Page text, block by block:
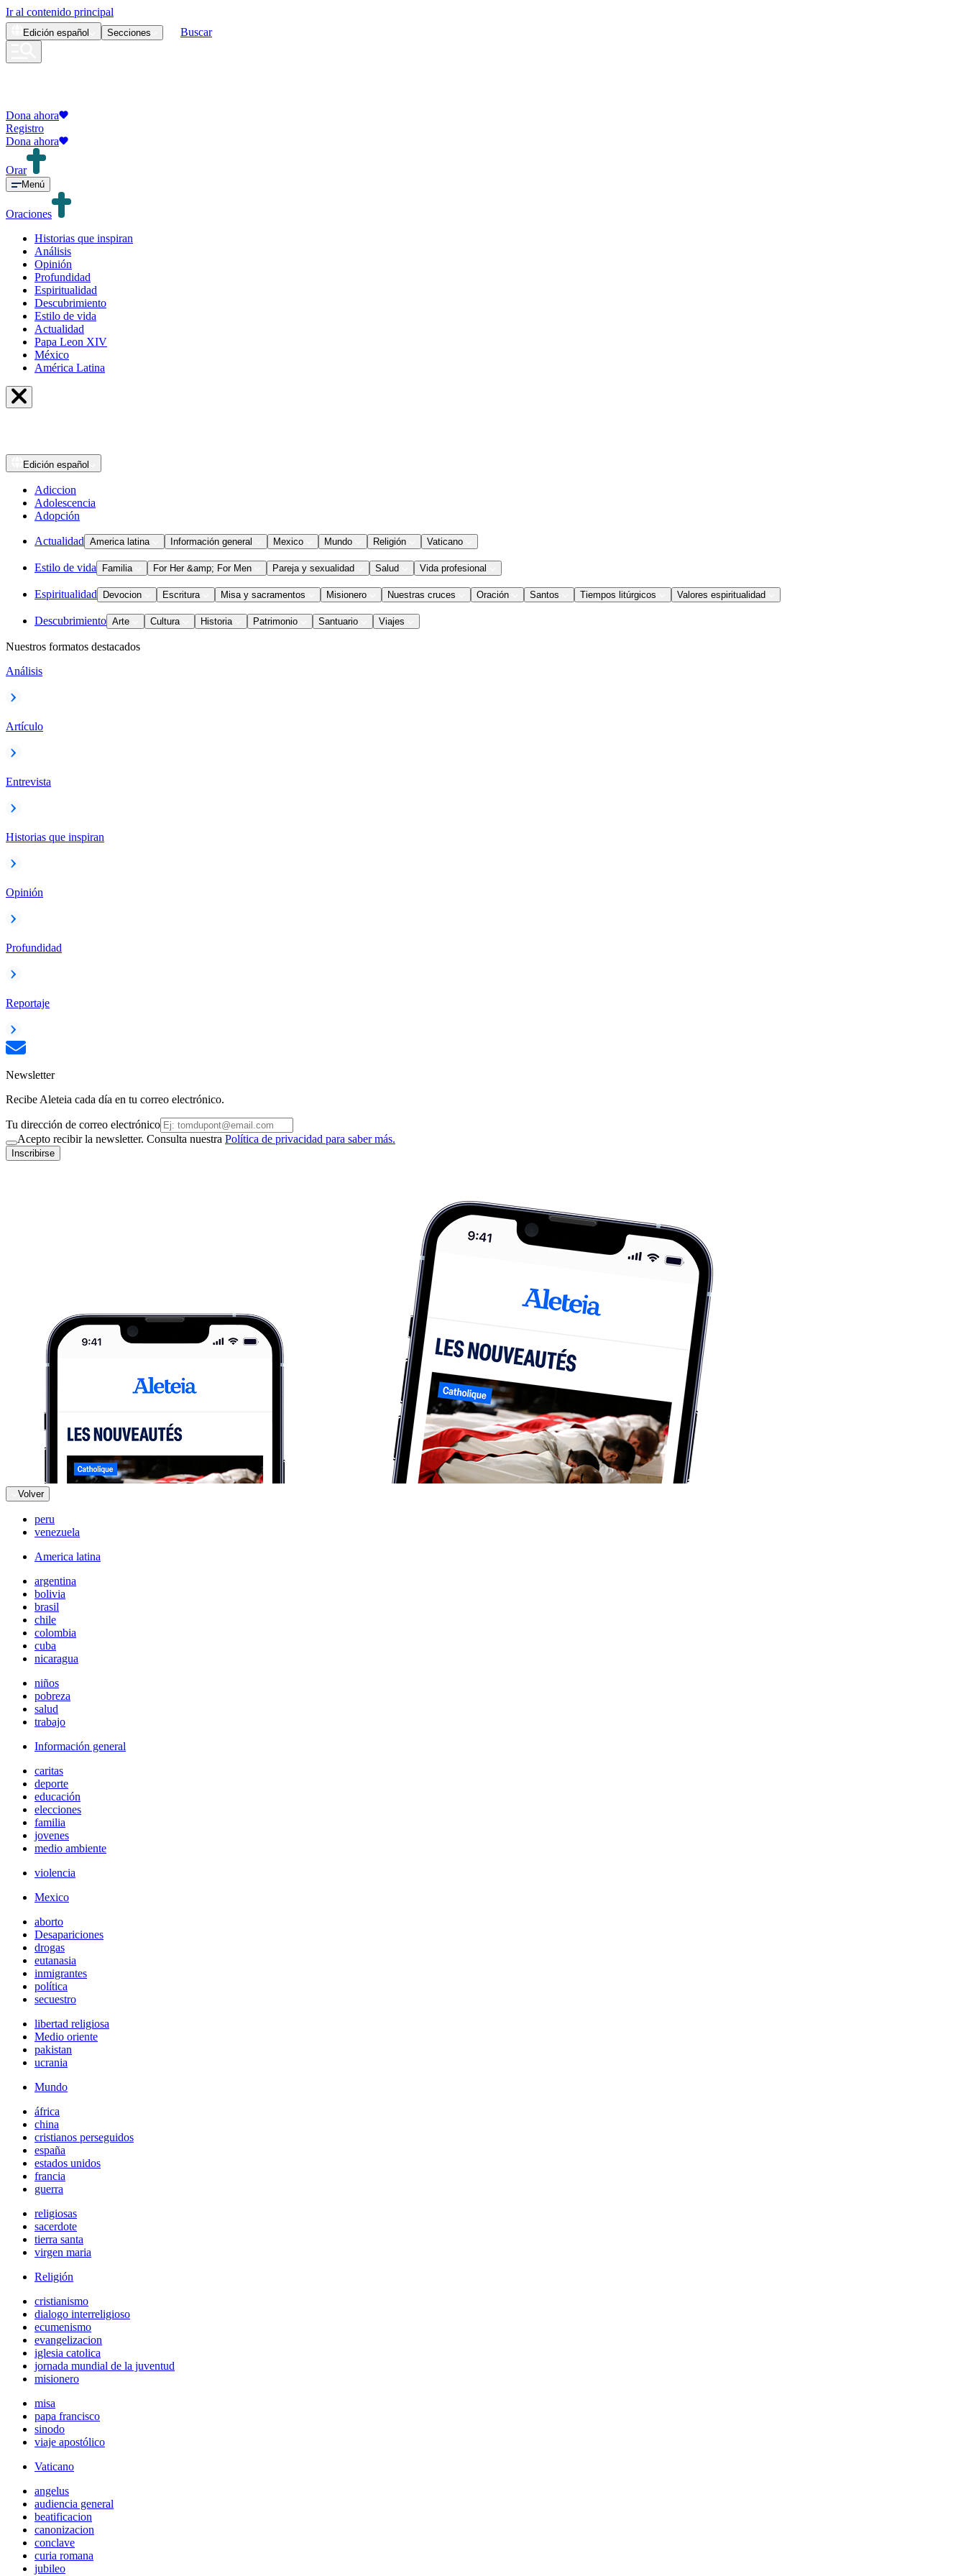
Ir al contenido principal
Edición español Secciones Buscar
Dona ahora
Registro
Dona ahora
Orar
Menú
Oraciones
Historias que inspiran
Análisis
Opinión
Profundidad
Espiritualidad
Descubrimiento
Estilo de vida
Actualidad
Papa Leon XIV
México
América Latina
Edición español
Adiccion
Adolescencia
Adopción
Actualidad America latina Información general Mexico Mundo Religión Vaticano
Estilo de vida Familia For Her &amp; For Men Pareja y sexualidad Salud Vida profesional
Espiritualidad Devocion Escritura Misa y sacramentos Misionero Nuestras cruces Oración Santos Tiempos litúrgicos Valores espiritualidad
Descubrimiento Arte Cultura Historia Patrimonio Santuario Viajes
Nuestros formatos destacados
Análisis
Artículo
Entrevista
Historias que inspiran
Opinión
Profundidad
Reportaje
Newsletter
Recibe Aleteia cada día en tu correo electrónico.
Tu dirección de correo electrónico
Acepto recibir la newsletter. Consulta nuestra Política de privacidad para saber más.
Inscribirse
Volver
peru
venezuela
America latina
argentina
bolivia
brasil
chile
colombia
cuba
nicaragua
niños
pobreza
salud
trabajo
Información general
caritas
deporte
educación
elecciones
familia
jovenes
medio ambiente
violencia
Mexico
aborto
Desapariciones
drogas
eutanasia
inmigrantes
política
secuestro
libertad religiosa
Medio oriente
pakistan
ucrania
Mundo
áfrica
china
cristianos perseguidos
españa
estados unidos
francia
guerra
religiosas
sacerdote
tierra santa
virgen maria
Religión
cristianismo
dialogo interreligioso
ecumenismo
evangelizacion
iglesia catolica
jornada mundial de la juventud
misionero
misa
papa francisco
sinodo
viaje apostólico
Vaticano
angelus
audiencia general
beatificacion
canonizacion
conclave
curia romana
jubileo